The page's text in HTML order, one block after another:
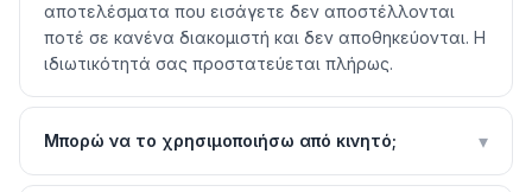
αποτελέσματα που εισάγετε δεν αποστέλλονται
ποτέ σε κανένα διακομιστή και δεν αποθηκεύονται. Η
ιδιωτικότητά σας προστατεύεται πλήρως.
Μπορώ να το χρησιμοποιήσω από κινητό; ▾